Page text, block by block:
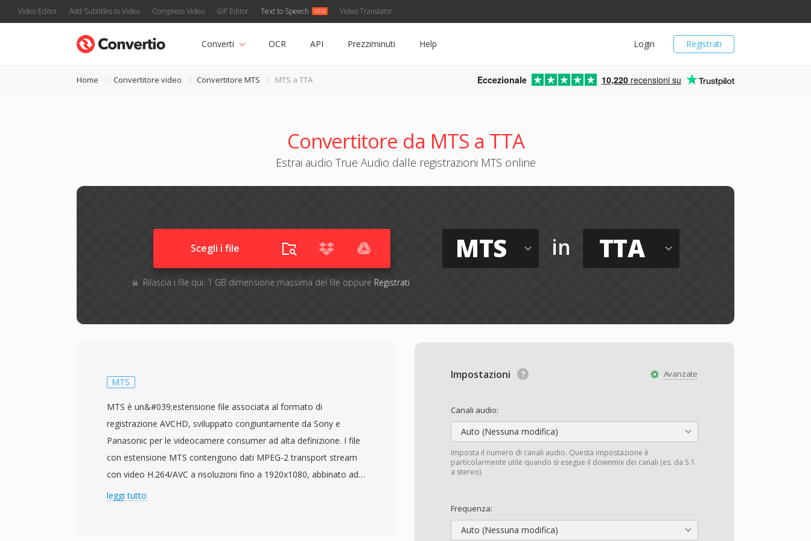
Video Editor Add Subtitles to Video Compress Video GIF Editor Text to Speech Video Translator
Registrati
Login
Converti OCR API Prezziminuti Help
Home Convertitore video Convertitore MTS MTS a TTA Eccezionale 10,220 recensioni su
Convertitore da MTS a TTA
Estrai audio True Audio dalle registrazioni MTS online
Scegli i file
Rilascia i file qui. 1 GB dimensione massima del file oppure Registrati
MTS in TTA
Avanzate
Impostazioni
Canali audio:
Auto (Nessuna modifica)
Imposta il numero di canali audio. Questa impostazione è
particolarmente utile quando si esegue il downmix dei canali (es. da 5.1
a stereo).
Frequenza:
Auto (Nessuna modifica)
MTS
MTS è un&#039;estensione file associata al formato di
registrazione AVCHD, sviluppato congiuntamente da Sony e
Panasonic per le videocamere consumer ad alta definizione. I file
con estensione MTS contengono dati MPEG-2 transport stream
con video H.264/AVC a risoluzioni fino a 1920x1080, abbinato ad
audio Dolby Digital (AC-3) o LPCM. La designazione MTS viene
leggi tutto